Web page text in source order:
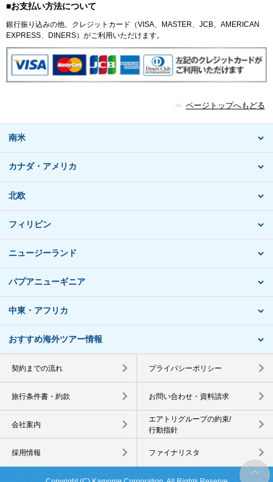
■お支払い方法について
銀行振り込みの他、クレジットカード（VISA、MASTER、JCB、AMERICAN
EXPRESS、DINERS）がご利用いただけます。
ページトップへもどる
南米
カナダ・アメリカ
北欧
フィリピン
ニュージーランド
パプアニューギニア
中東・アフリカ
おすすめ海外ツアー情報
契約までの流れ プライバシーポリシー
旅行条件書・約款 お問い合わせ・資料請求
会社案内
エアトリグループの約束/
行動指針
採用情報 ファイナリスタ